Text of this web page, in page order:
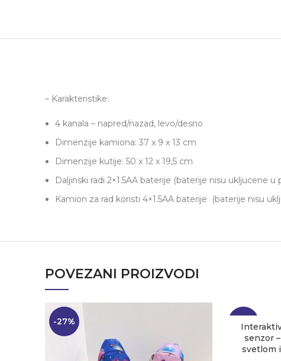
– Karakteristike:
4 kanala – napred/nazad, levo/desno
Dimenzije kamiona: 37 x 9 x 13 cm
Dimenzije kutije: 50 x 12 x 19,5 cm
Daljinski radi 2×1.5AA baterije (baterije nisu ukljucene u
Kamion za rad koristi 4×1.5AA baterije (baterije nisu
POVEZANI PROIZVODI
-27% -23%
senzor
svetlom